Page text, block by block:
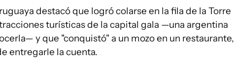
destacó que logró colarse en la fila de la Torre
turísticas de la capital gala —una argentina
y que "conquistó" a un mozo en un restaurante,
entregarle la cuenta.